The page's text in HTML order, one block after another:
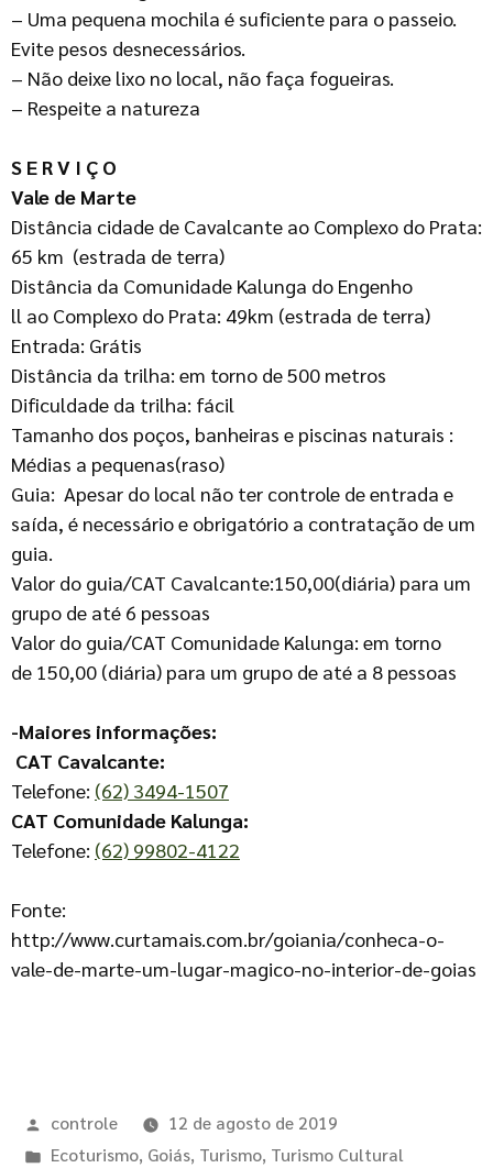
– Uma pequena mochila é suficiente para o passeio.
Evite pesos desnecessários.
– Não deixe lixo no local, não faça fogueiras.
– Respeite a natureza
S E R V I Ç O
Vale de Marte
Distância cidade de Cavalcante ao Complexo do Prata:
65 km (estrada de terra)
Distância da Comunidade Kalunga do Engenho
ll ao Complexo do Prata: 49km (estrada de terra)
Entrada: Grátis
Distância da trilha: em torno de 500 metros
Dificuldade da trilha: fácil
Tamanho dos poços, banheiras e piscinas naturais :
Médias a pequenas(raso)
Guia: Apesar do local não ter controle de entrada e
saída, é necessário e obrigatório a contratação de um
guia.
Valor do guia/CAT Cavalcante:150,00(diária) para um
grupo de até 6 pessoas
Valor do guia/CAT Comunidade Kalunga: em torno
de 150,00 (diária) para um grupo de até a 8 pessoas
-Maiores informações:
CAT Cavalcante:
Telefone: (62) 3494-1507
CAT Comunidade Kalunga:
Telefone: (62) 99802-4122
Fonte:
http://www.curtamais.com.br/goiania/conheca-o-
vale-de-marte-um-lugar-magico-no-interior-de-goias
controle
12 de agosto de 2019
Ecoturismo, Goiás, Turismo, Turismo Cultural